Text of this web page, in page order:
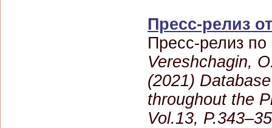
Пресс-релиз
Пресс-релиз по
Vereshchagin,
(2021)
throughout the
Vol.13,